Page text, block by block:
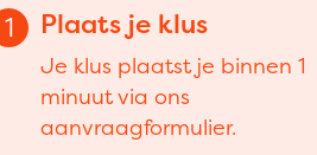
1 Plaats je klus
Je klus plaatst je binnen 1
minuut via ons
aanvraagformulier.